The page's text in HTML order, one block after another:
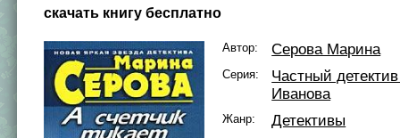
скачать книгу бесплатно
Автор: Серова Марина
Серия:
Частный
Иванова
Жанр:
Детективы